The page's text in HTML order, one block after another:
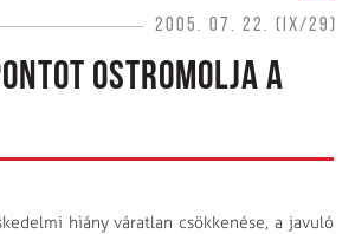
2005. 07. 22. (IX/29)
OSTROMOLJA A
hiány váratlan csökkenése, a javuló